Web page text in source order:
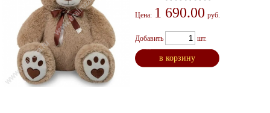
Цена: 1 690.00 руб.
Добавить шт.
в корзину